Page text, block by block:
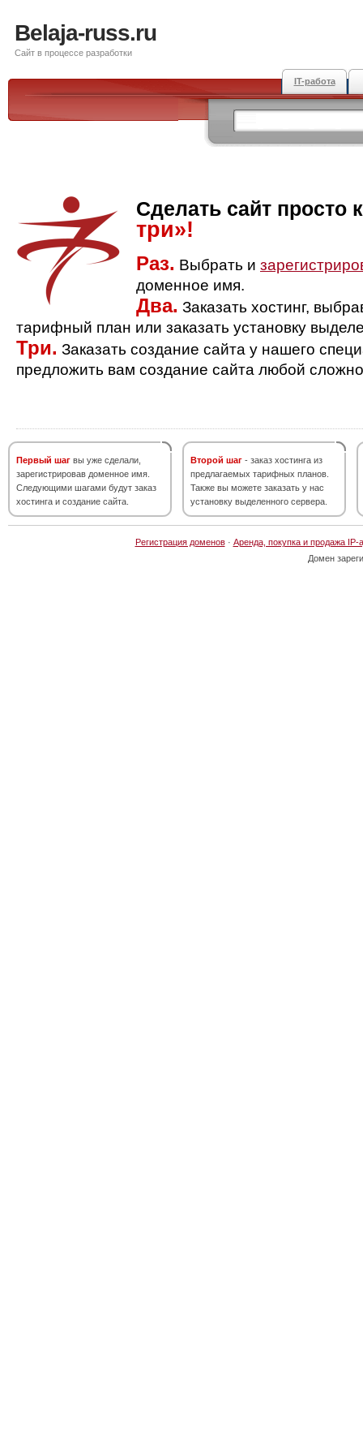
Belaja-russ.ru
Сайт в процессе разработки
IT-работа
Сделать сайт просто
три»!
Раз. Выбрать и
доменное имя.
Два. Заказать хостинг,
тарифный план или заказать установку
Три. Заказать создание сайта у нашего
предложить вам создание сайта любой
Первый шаг вы уже сделали,
зарегистрировав доменное имя.
Следующими шагами будут заказ
хостинга и создание сайта.
Второй шаг - заказ хостинга из
предлагаемых тарифных планов.
Также вы можете заказать у нас
установку выделенного сервера.
Регистрация доменов· Аренда, покупка и продажа IP-
Домен